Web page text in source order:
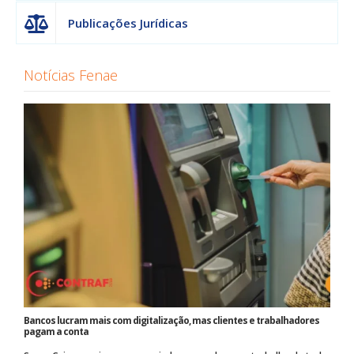
Publicações Jurídicas
Notícias Fenae
Bancos lucram mais com digitalização, mas clientes e trabalhadores
pagam a conta